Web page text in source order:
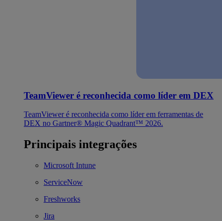
TeamViewer é reconhecida como líder em DEX
TeamViewer é reconhecida como líder em ferramentas de
DEX no Gartner® Magic Quadrant™ 2026.
Principais integrações
Microsoft Intune
ServiceNow
Freshworks
Jira